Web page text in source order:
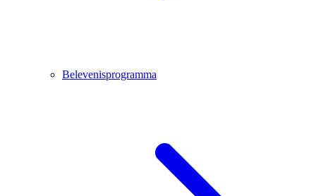
Belevenisprogramma